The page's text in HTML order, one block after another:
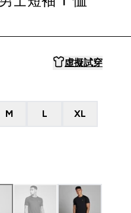
虛擬試穿
M L XL